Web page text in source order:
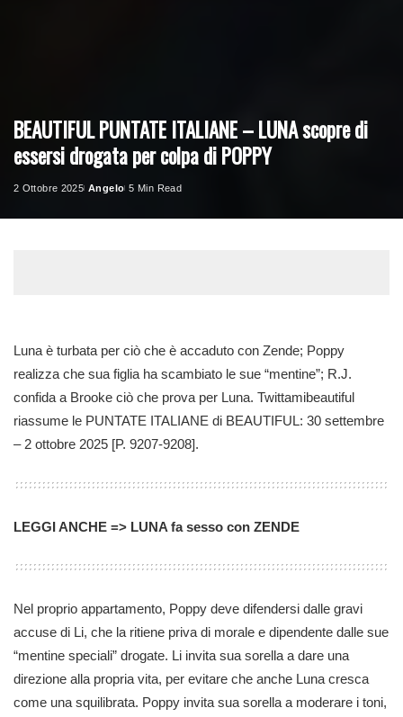
BEAUTIFUL PUNTATE ITALIANE – LUNA scopre di
essersi drogata per colpa di POPPY
2 Ottobre 2025
Posted
Angelo 5 Min Read
Luna è turbata per ciò che è accaduto con Zende; Poppy
realizza che sua figlia ha scambiato le sue “mentine”; R.J.
confida a Brooke ciò che prova per Luna. Twittamibeautiful
riassume le PUNTATE ITALIANE di BEAUTIFUL: 30 settembre
– 2 ottobre 2025 [P. 9207-9208].
LEGGI ANCHE => LUNA fa sesso con ZENDE
Nel proprio appartamento, Poppy deve difendersi dalle gravi
accuse di Li, che la ritiene priva di morale e dipendente dalle sue
“mentine speciali” drogate. Li invita sua sorella a dare una
direzione alla propria vita, per evitare che anche Luna cresca
come una squilibrata. Poppy invita sua sorella a moderare i toni,